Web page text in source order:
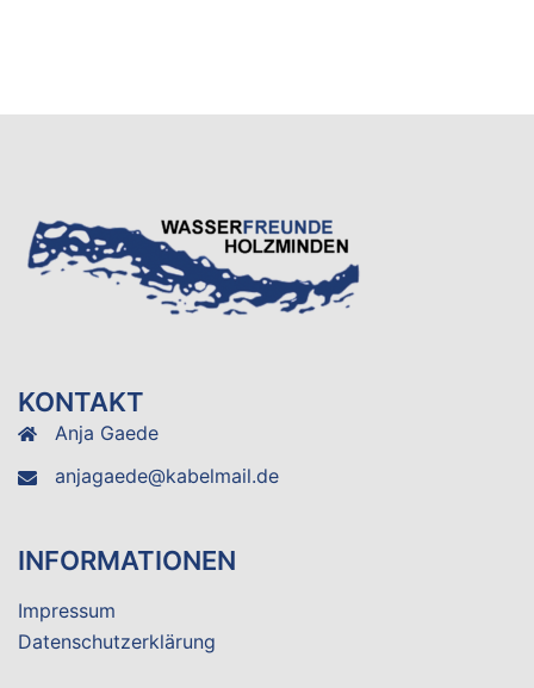
KONTAKT
Anja Gaede
anjagaede@kabelmail.de
INFORMATIONEN
Impressum
Datenschutzerklärung